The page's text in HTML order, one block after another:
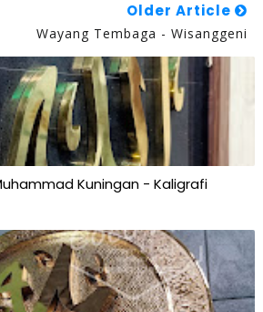
Older Article
Wayang Tembaga - Wisanggeni
Kuningan - Kaligrafi